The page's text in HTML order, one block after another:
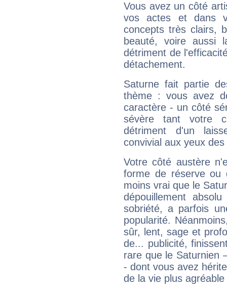
Vous avez un côté
vos actes et dans
concepts très clairs,
beauté, voire aussi
détriment de
détachement.
Saturne fait partie
thème : vous avez
caractère - un côté
sévère tant votre
détriment d'un
convivial aux yeux
Votre côté austère
forme de réserve
moins vrai que le
dépouillement
sobriété, a parfois
popularité.
sûr, lent, sage et
de... publicité,
rare que le Saturnien
- dont vous avez
de la vie plus